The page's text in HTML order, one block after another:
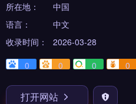
所在地：
中国
语言：
中文
收录时间：
2026-03-28
0
0 0 0
打开网站